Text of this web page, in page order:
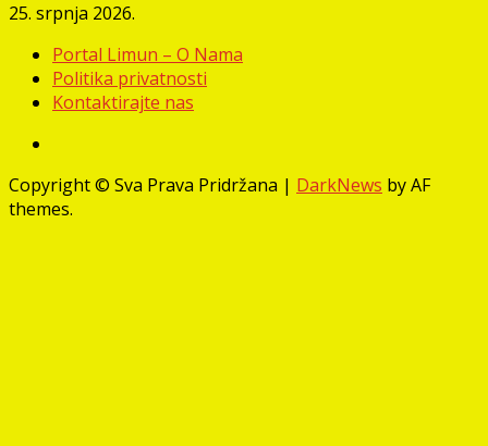
25. srpnja 2026.
Portal Limun – O Nama
Politika privatnosti
Kontaktirajte nas
Copyright © Sva Prava Pridržana | DarkNews by AF
themes.